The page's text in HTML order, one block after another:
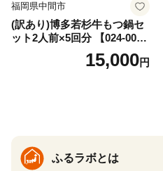
福岡県中間市
(訳あり)博多若杉牛もつ鍋セ
ット2人前×5回分 【024-002
15,000円
ふるラボとは